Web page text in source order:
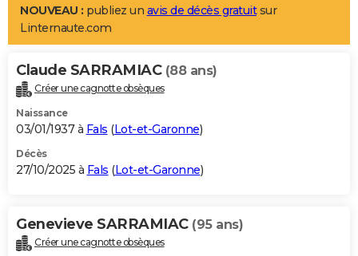
LIFESTYLE
Art de vivre
Bien-être
Loisirs
Mode
Modes de vie
Alimentation
Guide de la santé
Maladies
Médicaments
Sommeil
VOYAGE
Destinations
City break
Voyage nature
Voyage de noces
Forum
Climat
+PHOTO
GUIDES D'ACHAT
BONS PLANS
Carte de Noël
Carte Bonne année
Carte Saint-Valentin
Carte Pâques
Carte d'anniversaire
DICTIONNAIRE
NOUVEAU : publiez un avis de décès gratuitsur
Linternaute.com
Claude SARRAMIAC (88 ans)
Créer une cagnotte obsèques
Naissance
03/01/1937 à Fals (Lot-et-Garonne)
Décès
27/10/2025 à Fals (Lot-et-Garonne)
Genevieve SARRAMIAC (95 ans)
Créer une cagnotte obsèques